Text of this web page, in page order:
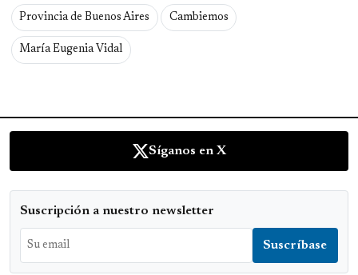
Provincia de Buenos Aires Cambiemos
María Eugenia Vidal
Síganos en X
Suscripción a nuestro newsletter